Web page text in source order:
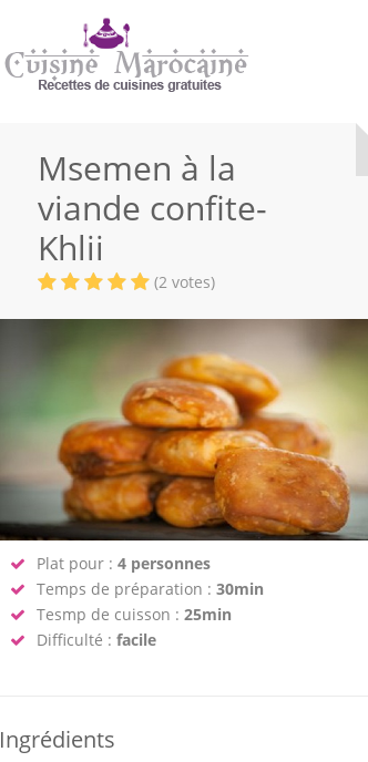
Msemen à la
viande confite-
Khlii
(2 votes)
Plat pour : 4 personnes
Temps de préparation : 30min
Tesmp de cuisson : 25min
Difficulté : facile
Ingrédients